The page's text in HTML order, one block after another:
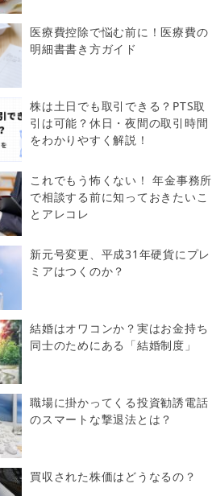
医療費控除で悩む前に！医療費の
明細書書き方ガイド
株は土日でも取引できる？PTS取
引は可能？休日・夜間の取引時間
をわかりやすく解説！
これでもう怖くない！ 年金事務所
で相談する前に知っておきたいこ
とアレコレ
新元号変更、平成31年硬貨にプレ
ミアはつくのか？
結婚はオワコンか？実はお金持ち
同士のためにある「結婚制度」
職場に掛かってくる投資勧誘電話
のスマートな撃退法とは？
買収された株価はどうなるの？